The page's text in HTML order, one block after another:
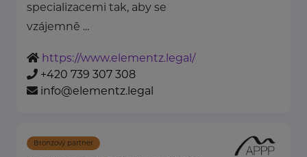
specializacemi tak, aby se
vzájemně ...
https://www.elementz.legal/
+420 739 307 308
info@elementz.legal
Bronzový partner